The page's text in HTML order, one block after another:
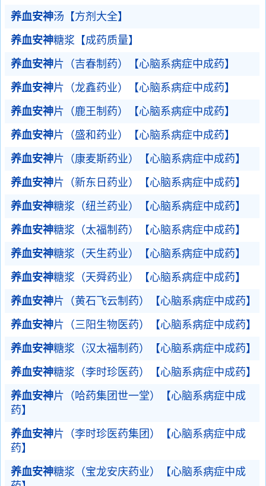
养血安神汤【方剂大全】
养血安神糖浆【成药质量】
养血安神片（吉春制药）【心脑系病症中成药】
养血安神片（龙鑫药业）【心脑系病症中成药】
养血安神片（鹿王制药）【心脑系病症中成药】
养血安神片（盛和药业）【心脑系病症中成药】
养血安神片（康麦斯药业）【心脑系病症中成药】
养血安神片（新东日药业）【心脑系病症中成药】
养血安神糖浆（纽兰药业）【心脑系病症中成药】
养血安神糖浆（太福制药）【心脑系病症中成药】
养血安神糖浆（天生药业）【心脑系病症中成药】
养血安神糖浆（天舜药业）【心脑系病症中成药】
养血安神片（黄石飞云制药）【心脑系病症中成药】
养血安神片（三阳生物医药）【心脑系病症中成药】
养血安神糖浆（汉太福制药）【心脑系病症中成药】
养血安神糖浆（李时珍医药）【心脑系病症中成药】
养血安神片（哈药集团世一堂）【心脑系病症中成
药】
养血安神片（李时珍医药集团）【心脑系病症中成
药】
养血安神糖浆（宝龙安庆药业）【心脑系病症中成